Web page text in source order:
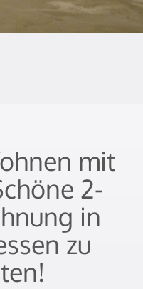
mit
2-
in
zu